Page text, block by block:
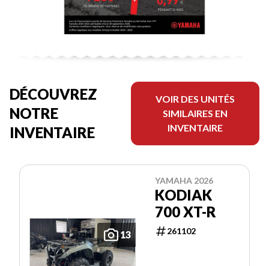
DÉCOUVREZ
NOTRE
INVENTAIRE
VOIR DES UNITÉS
SIMILAIRES EN
INVENTAIRE
13
YAMAHA 2026
KODIAK
700 XT-R
261102